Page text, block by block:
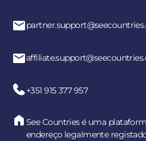
+351 915 377 957
See Countries é uma
endereço legalmente